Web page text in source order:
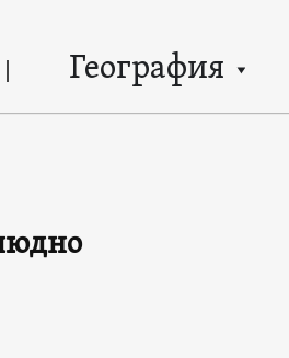
География